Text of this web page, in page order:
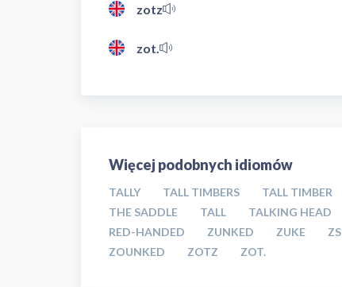
zotz
zot.
Więcej podobnych idiomów
TALLY TALL TIMBERS TALL TIMBER
THE SADDLE
TALL TALKING HEAD
RED-HANDED
ZUNKED ZUKE ZS
ZOUNKED
ZOTZ ZOT.